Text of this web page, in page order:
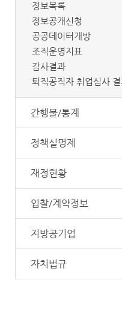
정보목록
정보공개신청
공공데이터개방
조직운영지표
감사결과
퇴직공직자 취업심사
간행물/통계
정책실명제
재정현황
입찰/계약정보
지방공기업
자치법규